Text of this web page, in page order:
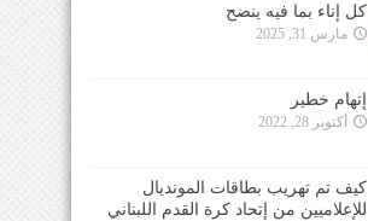
كل إناء بما فيه ينضح
مارس 31, 2025
إتهام خطير
أكتوبر 28, 2022
كيف تم تهريب بطاقات المونديال
للإعلاميين من إتحاد كرة القدم اللبناني